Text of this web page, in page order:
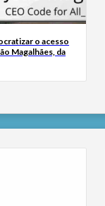
o acesso
Magalhães, da